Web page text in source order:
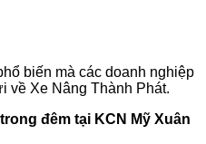
biến mà các doanh nghiệp
về Xe Nâng Thành Phát.
đêm tại KCN Mỹ Xuân